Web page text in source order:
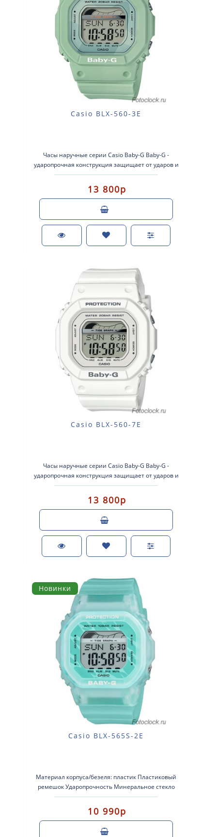
Casio BLX-560-3E
Часы наручные серии Casio Baby-G Baby-G -
ударопрочная конструкция защищает от ударов и
вибрации. Кварцевые наручные ч..
13 800р
Casio BLX-560-7E
Часы наручные серии Casio Baby-G Baby-G -
ударопрочная конструкция защищает от ударов и
вибрации. Кварцевые наручные..
13 800р
Новинки
Casio BLX-565S-2E
Материал корпуса/безеля: пластик Пластиковый
ремешок Ударопрочность Минеральное стекло
Водонепроницаемость до ..
10 990р